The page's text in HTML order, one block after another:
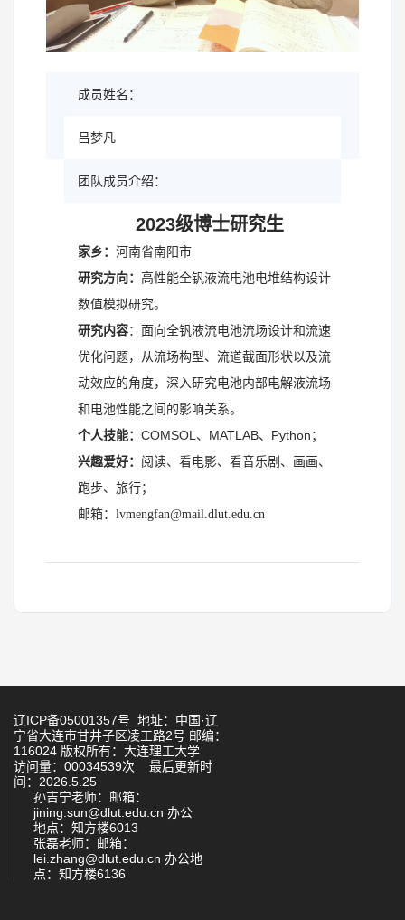
成员姓名：
吕梦凡
团队成员介绍：
2023级博士研究生
家乡：河南省南阳市
研究方向：高性能全钒液流电池电堆结构设计
数值模拟研究。
研究内容：面向全钒液流电池流场设计和流速
优化问题，从流场构型、流道截面形状以及流
动效应的角度，深入研究电池内部电解液流场
和电池性能之间的影响关系。
个人技能：COMSOL 、 MATLAB、 Python；
兴趣爱好： 阅读、看电影、看音乐剧、画画、
跑步、旅行；
邮箱：lvmengfan@mail.dlut.edu.cn
辽ICP备05001357号 地址：中国·辽
宁省大连市甘井子区凌工路2号 邮编：
116024 版权所有：大连理工大学
访问量： 00034539次 最后更新时
间： 2026 5 25
孙吉宁老师： 邮箱：
jining.sun@dlut.edu.cn 办公
地点：知方楼6013
张磊老师： 邮箱：
lei.zhang@dlut.edu.cn 办公地
点：知方楼6136